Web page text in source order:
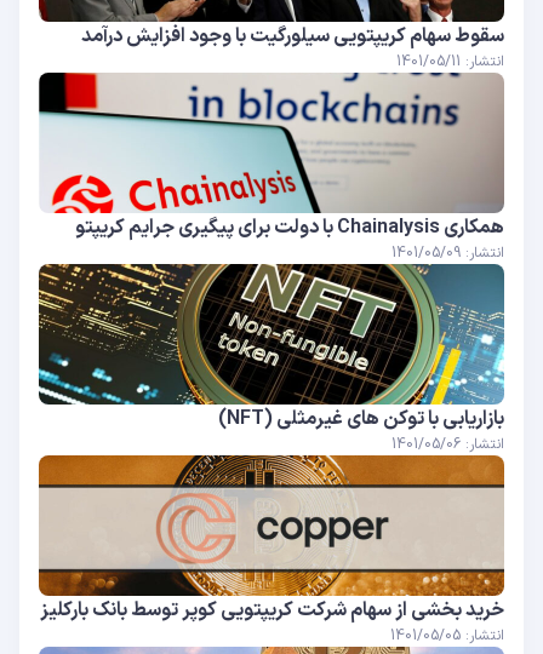
سقوط سهام کریپتویی سیلورگیت با وجود افزایش درآمد
انتشار: 1401/05/11
همکاری Chainalysis با دولت برای پیگیری جرایم کریپتو
انتشار: 1401/05/09
بازاریابی با توکن های غیرمثلی (NFT)
انتشار: 1401/05/06
خرید بخشی از سهام شرکت کریپتویی کوپر توسط بانک بارکلیز
انتشار: 1401/05/05